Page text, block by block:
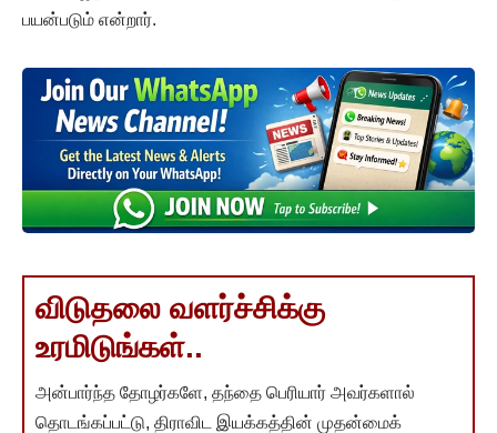
பயன்படும் என்றார்.
விடுதலை வளர்ச்சிக்கு
உரமிடுங்கள்..
அன்பார்ந்த தோழர்களே, தந்தை பெரியார் அவர்களால்
தொடங்கப்பட்டு, திராவிட இயக்கத்தின் முதன்மைக்